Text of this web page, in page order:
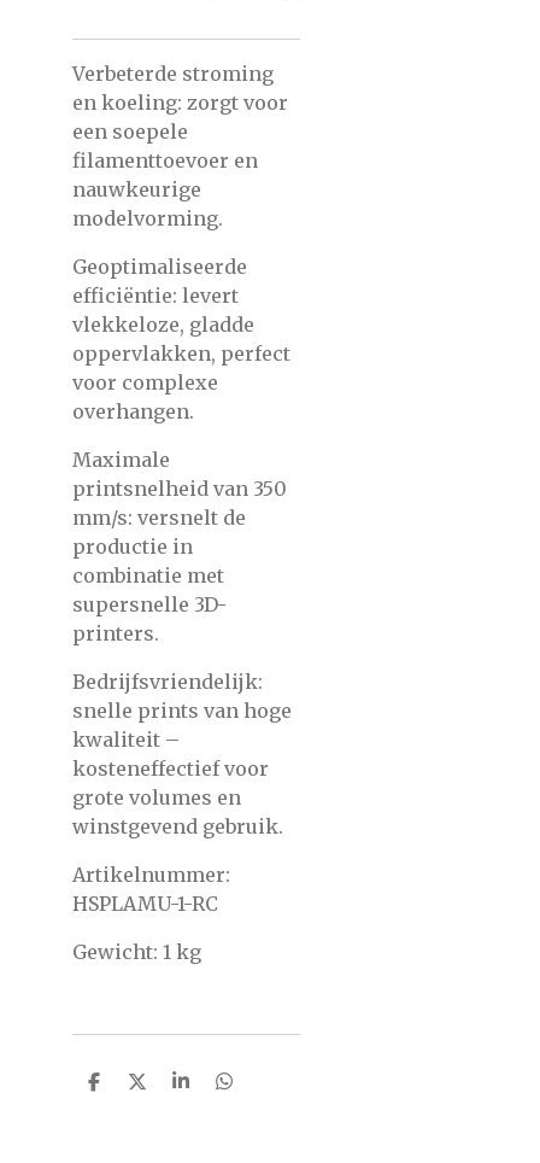
Verbeterde stroming
en koeling: zorgt voor
een soepele
filamenttoevoer en
nauwkeurige
modelvorming.
Geoptimaliseerde
efficiëntie: levert
vlekkeloze, gladde
oppervlakken, perfect
voor complexe
overhangen.
Maximale
printsnelheid van 350
mm/s: versnelt de
productie in
combinatie met
supersnelle 3D-
printers.
Bedrijfsvriendelijk:
snelle prints van hoge
kwaliteit –
kosteneffectief voor
grote volumes en
winstgevend gebruik.
Artikelnummer:
HSPLAMU-1-RC
Gewicht: 1 kg
D
D
S
D